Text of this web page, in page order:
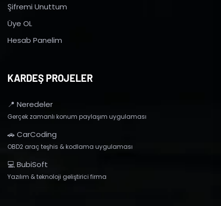
Şifremi Unuttum
Üye OL
Hesab Panelim
KARDEŞ PROJELER
📍 Neredeler
Gerçek zamanlı konum paylaşım uygulaması
🚗 CarCoding
OBD2 araç teşhis & kodlama uygulaması
💻 BubiSoft
Yazılım & teknoloji geliştirici firma